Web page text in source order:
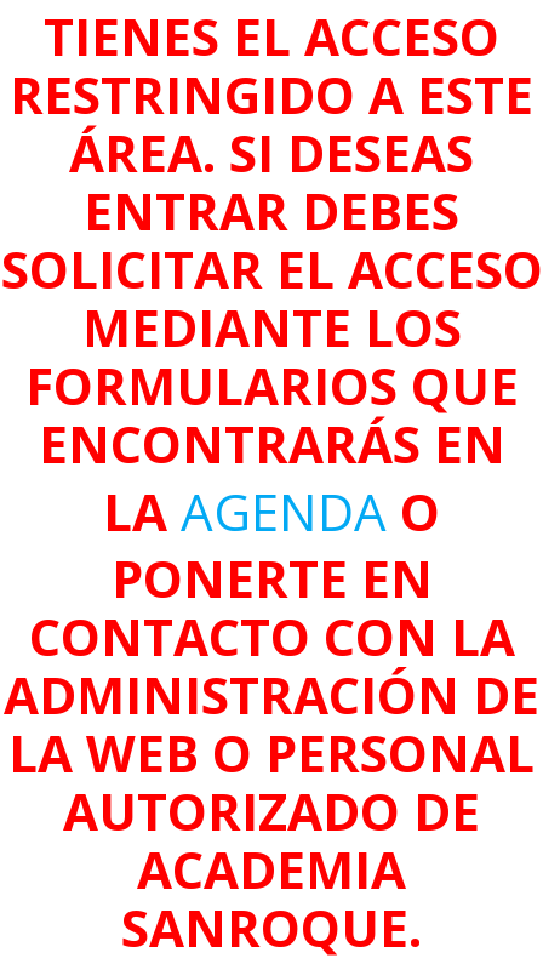
TIENES EL ACCESO
RESTRINGIDO A ESTE
ÁREA. SI DESEAS
ENTRAR DEBES
SOLICITAR EL ACCESO
MEDIANTE LOS
FORMULARIOS QUE
ENCONTRARÁS EN
LAAGENDA O
PONERTE EN
CONTACTO CON LA
ADMINISTRACIÓN DE
LA WEB O PERSONAL
AUTORIZADO DE
ACADEMIA
SANROQUE.